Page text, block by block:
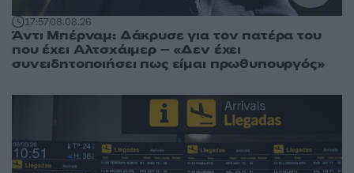
17:5708.08.26
Άντι Μπέρναμ: Δάκρυσε για τον πατέρα του
που έχει Αλτσχάιμερ – «Δεν έχει
συνειδητοποιήσει πως είμαι πρωθυπουργός»